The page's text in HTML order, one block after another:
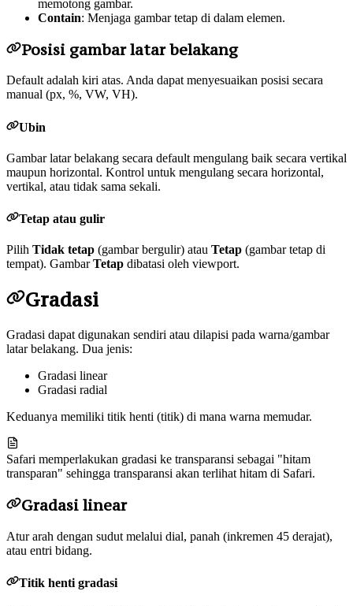
memotong gambar.
Contain: Menjaga gambar tetap di dalam elemen.
Posisi gambar latar belakang
Default adalah kiri atas. Anda dapat menyesuaikan posisi secara
manual (px, %, VW, VH).
Ubin
Gambar latar belakang secara default mengulang baik secara vertikal
maupun horizontal. Kontrol untuk mengulang secara horizontal,
vertikal, atau tidak sama sekali.
Tetap atau gulir
Pilih Tidak tetap (gambar bergulir) atau Tetap (gambar tetap di
tempat). GambarTetap dibatasi oleh viewport.
Gradasi
Gradasi dapat digunakan sendiri atau dilapisi pada warna/gambar
latar belakang. Dua jenis:
Gradasi linear
Gradasi radial
Keduanya memiliki titik henti (titik) di mana warna memudar.
Safari memperlakukan gradasi ke transparansi sebagai "hitam
transparan" sehingga transparansi akan terlihat hitam di Safari.
Gradasi linear
Atur arah dengan sudut melalui dial, panah (inkremen 45 derajat),
atau entri bidang.
Titik henti gradasi